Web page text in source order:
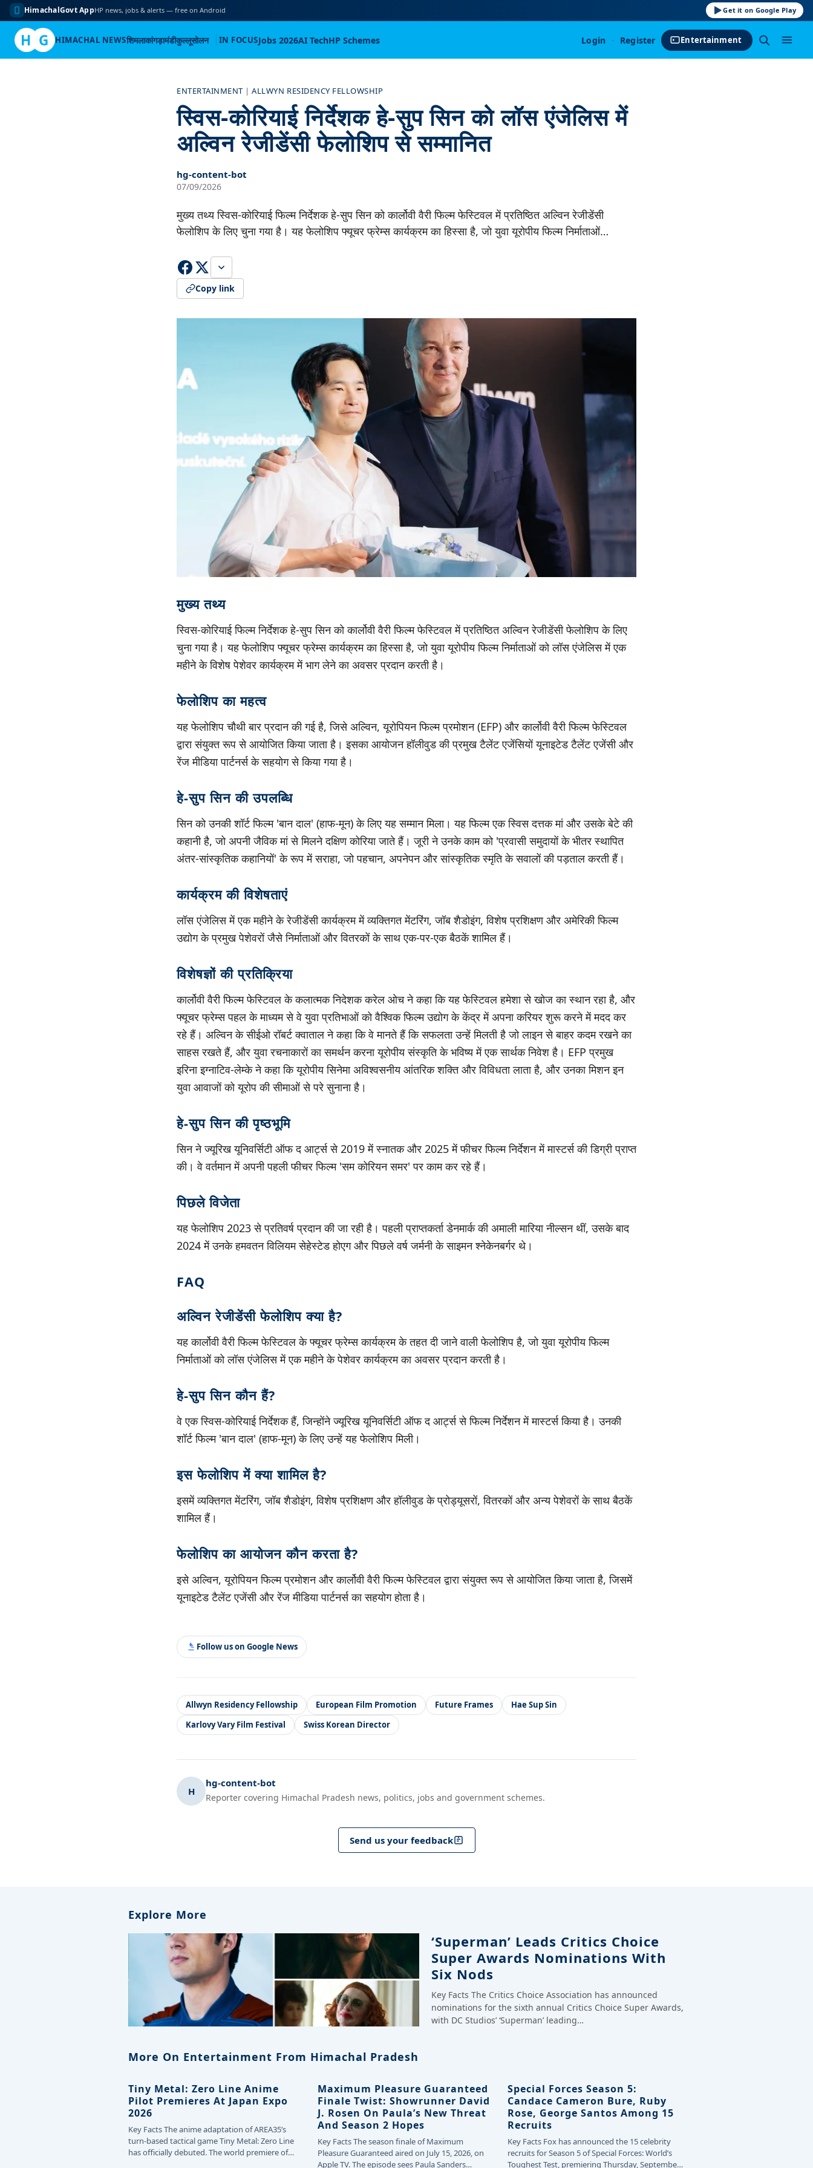
HimachalGovt AppHP news, jobs & alerts — free on Android Get it on Google Play
H G HIMACHAL NEWSशिमलाकांगड़ामंडीकुल्लूसोलन IN FOCUSJobs 2026AI TechHP Schemes Login · Register Entertainment
ENTERTAINMENT |ALLWYN RESIDENCY FELLOWSHIP
स्विस-कोरियाई निर्देशक हे-सुप सिन को लॉस एंजेलिस में
अल्विन रेजीडेंसी फेलोशिप से सम्मानित
hg-content-bot
07/09/2026
मुख्य तथ्य स्विस-कोरियाई फिल्म निर्देशक हे-सुप सिन को कार्लोवी वैरी फिल्म फेस्टिवल में प्रतिष्ठित अल्विन रेजीडेंसी
फेलोशिप के लिए चुना गया है। यह फेलोशिप फ्यूचर फ्रेम्स कार्यक्रम का हिस्सा है, जो युवा यूरोपीय फिल्म निर्माताओं…
Copy link
मुख्य तथ्य
स्विस-कोरियाई फिल्म निर्देशक हे-सुप सिन को कार्लोवी वैरी फिल्म फेस्टिवल में प्रतिष्ठित अल्विन रेजीडेंसी फेलोशिप के लिए
चुना गया है। यह फेलोशिप फ्यूचर फ्रेम्स कार्यक्रम का हिस्सा है, जो युवा यूरोपीय फिल्म निर्माताओं को लॉस एंजेलिस में एक
महीने के विशेष पेशेवर कार्यक्रम में भाग लेने का अवसर प्रदान करती है।
फेलोशिप का महत्व
यह फेलोशिप चौथी बार प्रदान की गई है, जिसे अल्विन, यूरोपियन फिल्म प्रमोशन (EFP) और कार्लोवी वैरी फिल्म फेस्टिवल
द्वारा संयुक्त रूप से आयोजित किया जाता है। इसका आयोजन हॉलीवुड की प्रमुख टैलेंट एजेंसियों यूनाइटेड टैलेंट एजेंसी और
रेंज मीडिया पार्टनर्स के सहयोग से किया गया है।
हे-सुप सिन की उपलब्धि
सिन को उनकी शॉर्ट फिल्म 'बान दाल' (हाफ-मून) के लिए यह सम्मान मिला। यह फिल्म एक स्विस दत्तक मां और उसके बेटे की
कहानी है, जो अपनी जैविक मां से मिलने दक्षिण कोरिया जाते हैं। जूरी ने उनके काम को 'प्रवासी समुदायों के भीतर स्थापित
अंतर-सांस्कृतिक कहानियों' के रूप में सराहा, जो पहचान, अपनेपन और सांस्कृतिक स्मृति के सवालों की पड़ताल करती हैं।
कार्यक्रम की विशेषताएं
लॉस एंजेलिस में एक महीने के रेजीडेंसी कार्यक्रम में व्यक्तिगत मेंटरिंग, जॉब शैडोइंग, विशेष प्रशिक्षण और अमेरिकी फिल्म
उद्योग के प्रमुख पेशेवरों जैसे निर्माताओं और वितरकों के साथ एक-पर-एक बैठकें शामिल हैं।
विशेषज्ञों की प्रतिक्रिया
कार्लोवी वैरी फिल्म फेस्टिवल के कलात्मक निदेशक करेल ओच ने कहा कि यह फेस्टिवल हमेशा से खोज का स्थान रहा है, और
फ्यूचर फ्रेम्स पहल के माध्यम से वे युवा प्रतिभाओं को वैश्विक फिल्म उद्योग के केंद्र में अपना करियर शुरू करने में मदद कर
रहे हैं। अल्विन के सीईओ रॉबर्ट क्वाताल ने कहा कि वे मानते हैं कि सफलता उन्हें मिलती है जो लाइन से बाहर कदम रखने का
साहस रखते हैं, और युवा रचनाकारों का समर्थन करना यूरोपीय संस्कृति के भविष्य में एक सार्थक निवेश है। EFP प्रमुख
इरिना इग्नाटिव-लेम्के ने कहा कि यूरोपीय सिनेमा अविश्वसनीय आंतरिक शक्ति और विविधता लाता है, और उनका मिशन इन
युवा आवाजों को यूरोप की सीमाओं से परे सुनाना है।
हे-सुप सिन की पृष्ठभूमि
सिन ने ज्यूरिख यूनिवर्सिटी ऑफ द आर्ट्स से 2019 में स्नातक और 2025 में फीचर फिल्म निर्देशन में मास्टर्स की डिग्री प्राप्त
की। वे वर्तमान में अपनी पहली फीचर फिल्म 'सम कोरियन समर' पर काम कर रहे हैं।
पिछले विजेता
यह फेलोशिप 2023 से प्रतिवर्ष प्रदान की जा रही है। पहली प्राप्तकर्ता डेनमार्क की अमाली मारिया नील्सन थीं, उसके बाद
2024 में उनके हमवतन विलियम सेहेस्टेड होएग और पिछले वर्ष जर्मनी के साइमन श्नेकेनबर्गर थे।
FAQ
अल्विन रेजीडेंसी फेलोशिप क्या है?
यह कार्लोवी वैरी फिल्म फेस्टिवल के फ्यूचर फ्रेम्स कार्यक्रम के तहत दी जाने वाली फेलोशिप है, जो युवा यूरोपीय फिल्म
निर्माताओं को लॉस एंजेलिस में एक महीने के पेशेवर कार्यक्रम का अवसर प्रदान करती है।
हे-सुप सिन कौन हैं?
वे एक स्विस-कोरियाई निर्देशक हैं, जिन्होंने ज्यूरिख यूनिवर्सिटी ऑफ द आर्ट्स से फिल्म निर्देशन में मास्टर्स किया है। उनकी
शॉर्ट फिल्म 'बान दाल' (हाफ-मून) के लिए उन्हें यह फेलोशिप मिली।
इस फेलोशिप में क्या शामिल है?
इसमें व्यक्तिगत मेंटरिंग, जॉब शैडोइंग, विशेष प्रशिक्षण और हॉलीवुड के प्रोड्यूसरों, वितरकों और अन्य पेशेवरों के साथ बैठकें
शामिल हैं।
फेलोशिप का आयोजन कौन करता है?
इसे अल्विन, यूरोपियन फिल्म प्रमोशन और कार्लोवी वैरी फिल्म फेस्टिवल द्वारा संयुक्त रूप से आयोजित किया जाता है, जिसमें
यूनाइटेड टैलेंट एजेंसी और रेंज मीडिया पार्टनर्स का सहयोग होता है।
Follow us on Google News
Allwyn Residency Fellowship European Film Promotion Future Frames
Hae Sup Sin
Karlovy Vary Film Festival
Swiss Korean Director
H
hg-content-bot
Reporter covering Himachal Pradesh news, politics, jobs and government schemes.
Send us your feedback
Explore More
‘Superman’ Leads Critics Choice
Super Awards Nominations With
Six Nods
Key Facts The Critics Choice Association has announced
nominations for the sixth annual Critics Choice Super Awards,
with DC Studios’ ‘Superman’ leading…
More On Entertainment From Himachal Pradesh
Tiny Metal: Zero Line Anime
Pilot Premieres At Japan Expo
2026
Key Facts The anime adaptation of AREA35’s
turn-based tactical game Tiny Metal: Zero Line
has officially debuted. The world premiere of
Maximum Pleasure Guaranteed
Finale Twist: Showrunner David
J. Rosen On Paula’s New Threat
And Season 2 Hopes
Key Facts The season finale of Maximum
Pleasure Guaranteed aired on July 15, 2026, on
Apple TV. The episode sees Paula Sanders…
Special Forces Season 5:
Candace Cameron Bure, Ruby
Rose, George Santos Among 15
Recruits
Key Facts Fox has announced the 15 celebrity
recruits for Season 5 of Special Forces: World’s
Toughest Test, premiering Thursday, September